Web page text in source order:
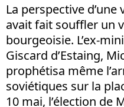
La perspective
avait fait souffler un
bourgeoisie. L’ex-
Giscard d’Estaing,
prophétisa même
soviétiques sur la
10 mai, l’élection de